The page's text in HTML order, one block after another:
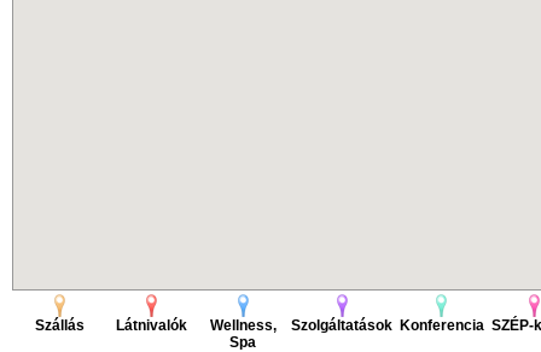
Szállás Látnivalók
Wellness,
Spa
Szolgáltatások Konferencia SZÉP-